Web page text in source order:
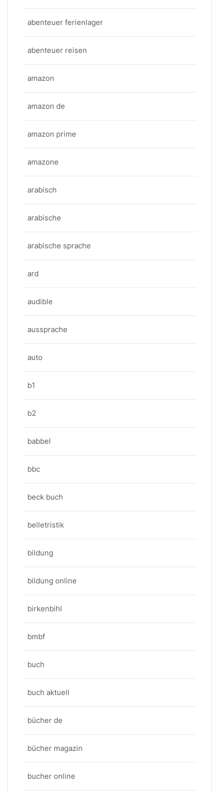
abenteuer ferienlager
abenteuer reisen
amazon
amazon de
amazon prime
amazone
arabisch
arabische
arabische sprache
ard
audible
aussprache
auto
b1
b2
babbel
bbc
beck buch
belletristik
bildung
bildung online
birkenbihl
bmbf
buch
buch aktuell
bücher de
bücher magazin
bucher online